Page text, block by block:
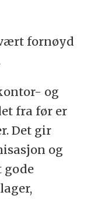
fornøyd
og
fra før er
Det gir
og
gode